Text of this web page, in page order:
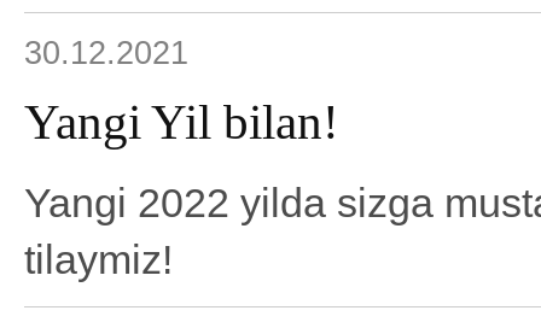
30.12.2021
Yangi Yil bilan!
Yangi 2022 yilda sizga
tilaymiz!